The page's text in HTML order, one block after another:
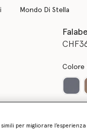
Mondo Di Stella
Colore
per migliorare l’esperienza